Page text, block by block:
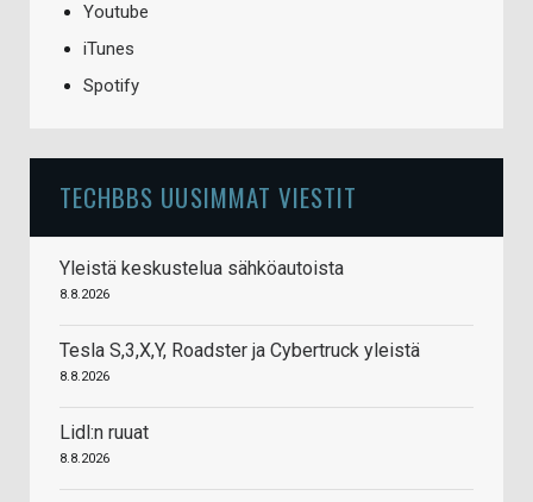
Youtube
iTunes
Spotify
TECHBBS UUSIMMAT VIESTIT
Yleistä keskustelua sähköautoista
8.8.2026
Tesla S,3,X,Y, Roadster ja Cybertruck yleistä
8.8.2026
Lidl:n ruuat
8.8.2026